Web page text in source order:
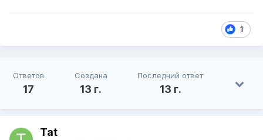
1
Ответов
17
Создана
13 г.
Последний ответ
13 г.
Tat